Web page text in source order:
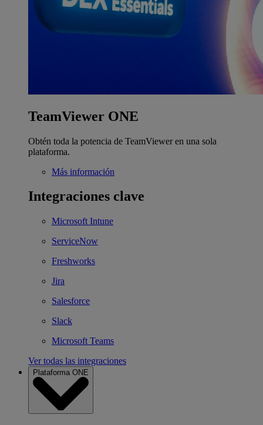
TeamViewer ONE
Obtén toda la potencia de TeamViewer en una sola
plataforma.
Más información
Integraciones clave
Microsoft Intune
ServiceNow
Freshworks
Jira
Salesforce
Slack
Microsoft Teams
Ver todas las integraciones
Plataforma ONE